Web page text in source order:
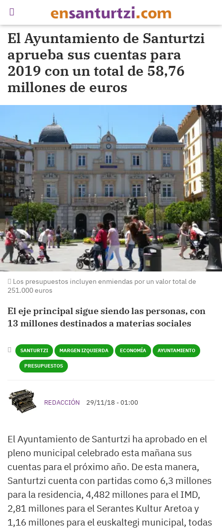
El Ayuntamiento de Santurtzi
aprueba sus cuentas para
2019 con un total de 58,76
millones de euros
Los presupuestos incluyen enmiendas por un valor total de
251.000 euros
El eje principal sigue siendo las personas, con
13 millones destinados a materias sociales
SANTURTZI MARGEN IZQUIERDA ECONOMÍA AYUNTAMIENTO
PRESUPUESTOS
REDACCIÓN 29/11/18 - 01:00
El Ayuntamiento de Santurtzi ha aprobado en el
pleno municipal celebrado esta mañana sus
cuentas para el próximo año. De esta manera,
Santurtzi cuenta con partidas como 6,3 millones
para la residencia, 4,482 millones para el IMD,
2,81 millones para el Serantes Kultur Aretoa y
1,16 millones para el euskaltegi municipal, todas